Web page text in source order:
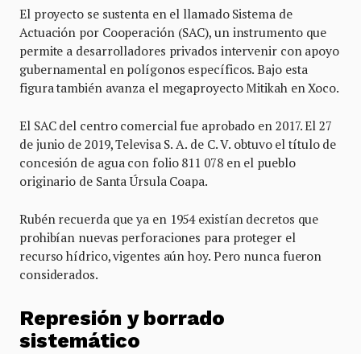
El proyecto se sustenta en el llamado Sistema de
Actuación por Cooperación (SAC), un instrumento que
permite a desarrolladores privados intervenir con apoyo
gubernamental en polígonos específicos. Bajo esta
figura también avanza el megaproyecto Mitikah en Xoco.
El SAC del centro comercial fue aprobado en 2017. El 27
de junio de 2019, Televisa S. A. de C. V. obtuvo el título de
concesión de agua con folio 811 078 en el pueblo
originario de Santa Úrsula Coapa.
Rubén recuerda que ya en 1954 existían decretos que
prohibían nuevas perforaciones para proteger el
recurso hídrico, vigentes aún hoy. Pero nunca fueron
considerados.
Represión y borrado
sistemático